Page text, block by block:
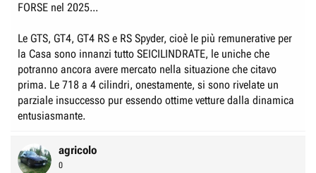
FORSE nel 2025...
Le GTS, GT4, GT4 RS e RS Spyder, cioè le più remunerative per
la Casa sono innanzi tutto SEICILINDRATE, le uniche che
potranno ancora avere mercato nella situazione che citavo
prima. Le 718 a 4 cilindri, onestamente, si sono rivelate un
parziale insuccesso pur essendo ottime vetture dalla dinamica
entusiasmante.
agricolo
0